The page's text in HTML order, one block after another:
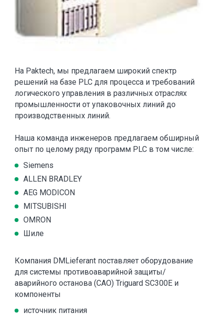
На Paktech, мы предлагаем широкий спектр
решений на базе PLC для процесса и требований
логического управления в различных отраслях
промышленности от упаковочных линий до
производственных линий.
Наша команда инженеров предлагаем обширный
опыт по целому ряду программ PLC в том числе:
Siemens
ALLEN BRADLEY
AEG MODICON
MITSUBISHI
OMRON
Шиле
Компания DMLieferant поставляет оборудование
для системы противоаварийной защиты/
аварийного останова (САО) Triguard SC300E и
компоненты
источник питания